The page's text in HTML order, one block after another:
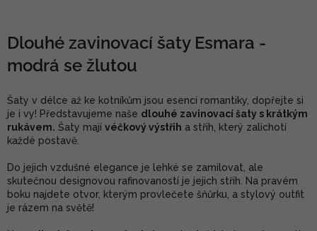
Dlouhé zavinovací šaty Esmara -
modrá se žlutou
Šaty v délce až ke kotníkům jsou esencí romantiky, dopřejte si
je i vy! Představujeme naše dlouhé zavinovací šaty s krátkým
rukávem. Šaty mají véčkový výstřih a střih, který zalichotí
každé postavě.
Do jejich vzdušné elegance je lehké se zamilovat, ale
skutečnou designovou rafinovaností je jejich střih. Na pravém
boku najdete otvor, kterým provlečete šňůrku, a stylový outfit
je rázem na světě!